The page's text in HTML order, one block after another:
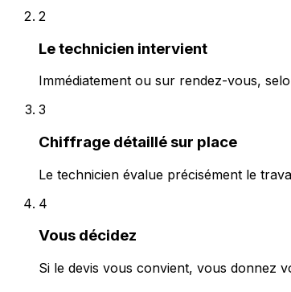
2
Le technicien intervient
Immédiatement ou sur rendez-vous,
3
Chiffrage détaillé sur place
Le technicien évalue précisément le
4
Vous décidez
Si le devis vous convient, vous donnez